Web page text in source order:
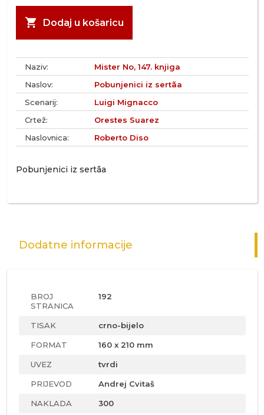
shopping_cart Dodaj u košaricu
Naziv:
Mister No, 147. knjiga
Naslov:
Pobunjenici iz sertãa
Scenarij:
Luigi Mignacco
Crtež:
Orestes Suarez
Naslovnica:
Roberto Diso
Pobunjenici iz sertãa
Dodatne informacije
BROJ
STRANICA
192
TISAK crno-bijelo
FORMAT 160 x 210 mm
UVEZ tvrdi
PRIJEVOD Andrej Cvitaš
NAKLADA 300